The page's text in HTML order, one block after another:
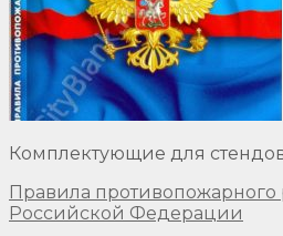
Комплектующие для
Правила
Российской Федерации